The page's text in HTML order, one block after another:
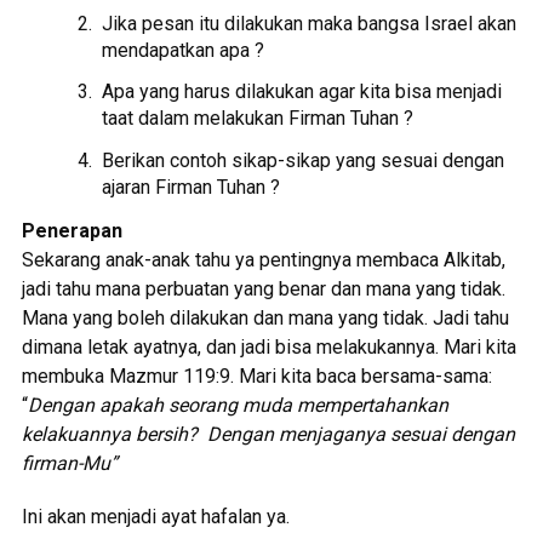
Jika pesan itu dilakukan maka bangsa Israel akan
mendapatkan apa ?
Apa yang harus dilakukan agar kita bisa menjadi
taat dalam melakukan Firman Tuhan ?
Berikan contoh sikap-sikap yang sesuai dengan
ajaran Firman Tuhan ?
Penerapan
Sekarang anak-anak tahu ya pentingnya membaca Alkitab,
jadi tahu mana perbuatan yang benar dan mana yang tidak.
Mana yang boleh dilakukan dan mana yang tidak. Jadi tahu
dimana letak ayatnya, dan jadi bisa melakukannya. Mari kita
membuka Mazmur 119:9. Mari kita baca bersama-sama:
“Dengan apakah seorang muda mempertahankan
kelakuannya bersih? Dengan menjaganya sesuai dengan
firman-Mu”
Ini akan menjadi ayat hafalan ya.